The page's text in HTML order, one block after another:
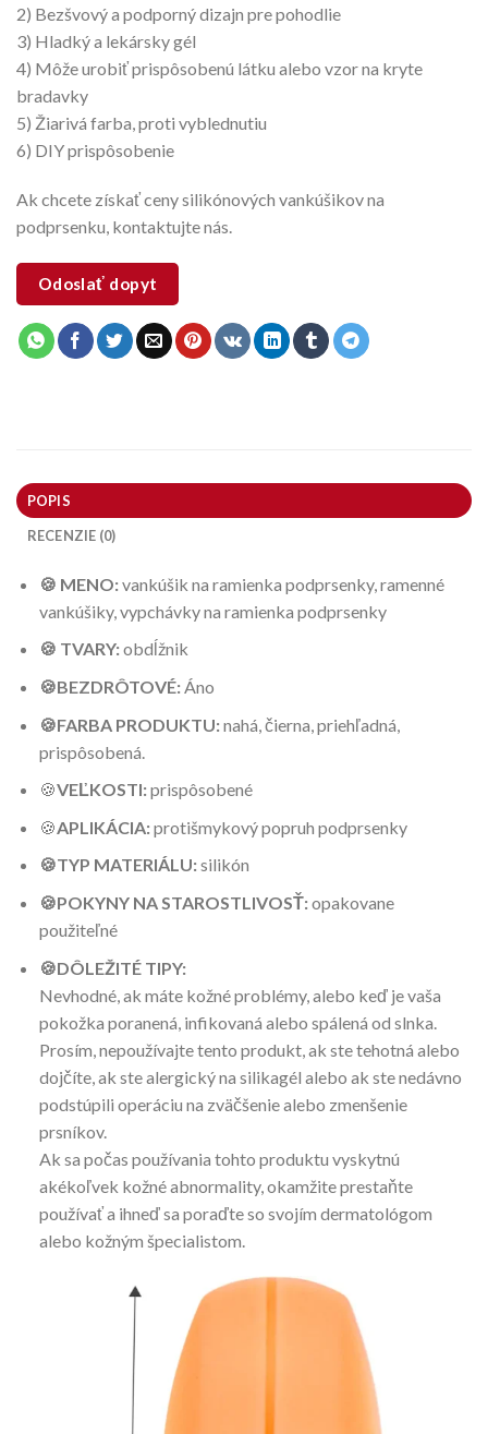
2) Bezšvový a podporný dizajn pre pohodlie
3) Hladký a lekársky gél
4) Môže urobiť prispôsobenú látku alebo vzor na kryte
bradavky
5) Žiarivá farba, proti vyblednutiu
6) DIY prispôsobenie
Ak chcete získať ceny silikónových vankúšikov na
podprsenku, kontaktujte nás.
Odoslať dopyt
POPIS
RECENZIE (0)
🍪 MENO:vankúšik na ramienka podprsenky, ramenné
vankúšiky, vypchávky na ramienka podprsenky
🍪 TVARY:obdĺžnik
🍪BEZDRÔTOVÉ:Áno
🍪FARBA PRODUKTU:nahá, čierna, priehľadná,
prispôsobená.
🍪VEĽKOSTI:prispôsobené
🍪APLIKÁCIA:protišmykový popruh podprsenky
🍪TYP MATERIÁLU:silikón
🍪POKYNY NA STAROSTLIVOSŤ:opakovane
použiteľné
🍪DÔLEŽITÉ TIPY:
Nevhodné, ak máte kožné problémy, alebo keď je vaša
pokožka poranená, infikovaná alebo spálená od slnka.
Prosím, nepoužívajte tento produkt, ak ste tehotná alebo
dojčíte, ak ste alergický na silikagél alebo ak ste nedávno
podstúpili operáciu na zväčšenie alebo zmenšenie
prsníkov.
Ak sa počas používania tohto produktu vyskytnú
akékoľvek kožné abnormality, okamžite prestaňte
používať a ihneď sa poraďte so svojím dermatológom
alebo kožným špecialistom.